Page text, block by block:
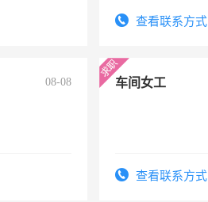
查看联系方式
08-08 车间女工
查看联系方式